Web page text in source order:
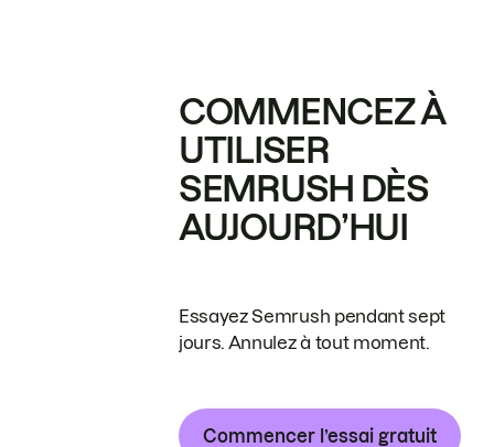
COMMENCEZ À
UTILISER
SEMRUSH DÈS
AUJOURD’HUI
Essayez Semrush pendant sept
jours. Annulez à tout moment.
Commencer l’essai gratuit